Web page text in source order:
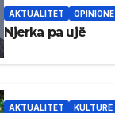
AKTUALITET OPINIONE
Njerka pa ujë
AKTUALITET KULTURË